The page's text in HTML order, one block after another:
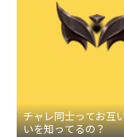
チャレ同士ってお互
いを知ってるの？